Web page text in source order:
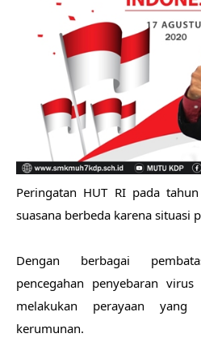
Peringatan HUT RI pada
suasana berbeda karena situasi
Dengan berbagai
pencegahan penyebaran
melakukan perayaan yang
kerumunan.